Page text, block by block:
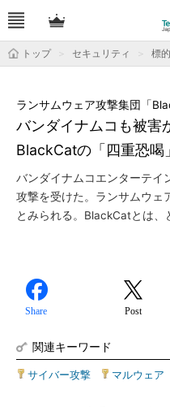
トップ セキュリティ 標
バンダイナムコも被
BlackCatの「四重恐喝
ランサムウェア攻撃集団「
バンダイナムコエンターテイ
攻撃を受けた。ランサムウェ
とみられる。BlackCatとは、
Share Post
関連キーワード
サイバー攻撃 マルウェア